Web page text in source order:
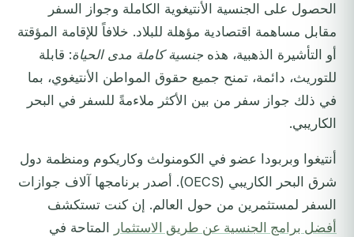
الحصول على الجنسية الأنتيغوية الكاملة وجواز السفر
مقابل مساهمة اقتصادية مؤهلة للبلاد. خلافاً للإقامة المؤقتة
أو التأشيرة الذهبية، هذه جنسية كاملة مدى الحياة: قابلة
للتوريث، دائمة، تمنح جميع حقوق المواطن الأنتيغوي، بما
في ذلك جواز سفر من بين الأكثر ملاءمةً للسفر في البحر
الكاريبي.
أنتيغوا وبربودا عضو في الكومنولث وكاريكوم ومنظمة دول
شرق البحر الكاريبي (OECS). أصدر برنامجها آلاف جوازات
السفر لمستثمرين من حول العالم. إن كنت تستكشف
أفضل برامج الجنسية عن طريق الاستثمار
المتاحة في